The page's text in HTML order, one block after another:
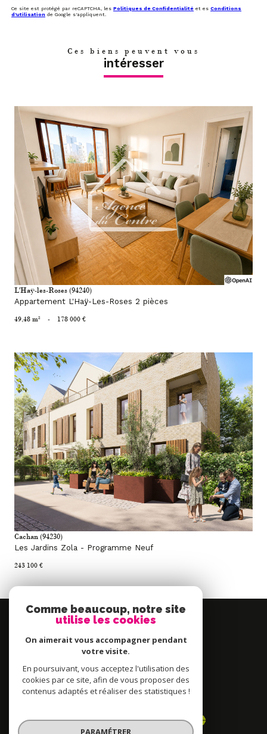
Ce site est protégé par reCAPTCHA, les Politiques de Confidentialité et es Conditions
d'utilisation de Google s'appliquent.
Ces biens peuvent vous
intéresser
voir le bien
L'Haÿ-les-Roses (94240)
Appartement L'Haÿ-Les-Roses 2 pièces
49,48 m² - 178 000 €
voir le bien
Cachan (94230)
Les Jardins Zola - Programme Neuf
243 100 €
Se
espace propriétaire
Nous
adhérons
Comme beaucoup, notre site
utilise les cookies
On aimerait vous accompagner pendant
votre visite.
En poursuivant, vous acceptez l'utilisation des
cookies par ce site, afin de vous proposer des
contenus adaptés et réaliser des statistiques !
PARAMÉTRER